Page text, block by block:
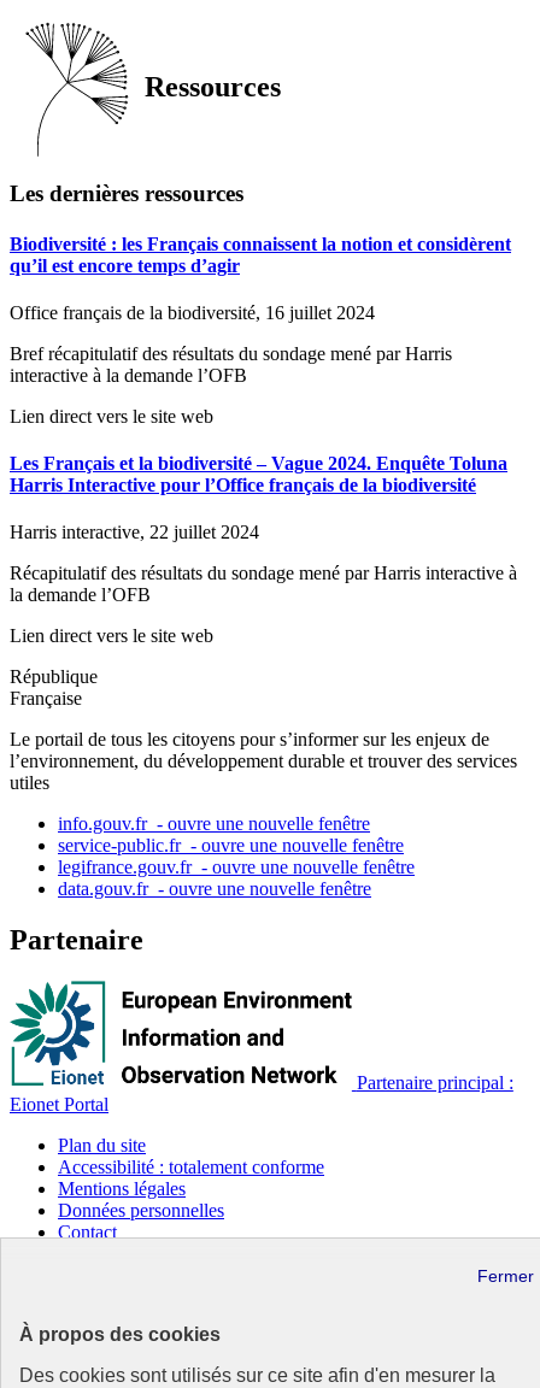
À propos des cookies
Des cookies sont utilisés sur ce site afin d'en mesurer la
Ressources
Les dernières ressources
Biodiversité : les Français connaissent la notion et considèrent
qu’il est encore temps d’agir
Office français de la biodiversité, 16 juillet 2024
Bref récapitulatif des résultats du sondage mené par Harris
interactive à la demande l’OFB
Lien direct vers le site web
Les Français et la biodiversité – Vague 2024. Enquête Toluna
Harris Interactive pour l’Office français de la biodiversité
Harris interactive, 22 juillet 2024
Récapitulatif des résultats du sondage mené par Harris interactive à
la demande l’OFB
Lien direct vers le site web
République
Française
Le portail de tous les citoyens pour s’informer sur les enjeux de
l’environnement, du développement durable et trouver des services
utiles
info.gouv.fr - ouvre une nouvelle fenêtre
service-public.fr - ouvre une nouvelle fenêtre
legifrance.gouv.fr - ouvre une nouvelle fenêtre
data.gouv.fr - ouvre une nouvelle fenêtre
Partenaire
Partenaire principal :
Eionet Portal
Plan du site
Accessibilité : totalement conforme
Mentions légales
Données personnelles
Contact
Sauf mention contraire, tous les contenus de ce site sont sous
licence etalab-2.0 Lien externe